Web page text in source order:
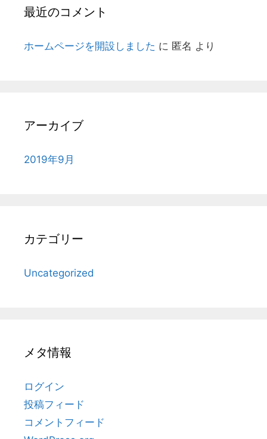
最近のコメント
ホームページを開設しました に 匿名 より
アーカイブ
2019年9月
カテゴリー
Uncategorized
メタ情報
ログイン
投稿フィード
コメントフィード